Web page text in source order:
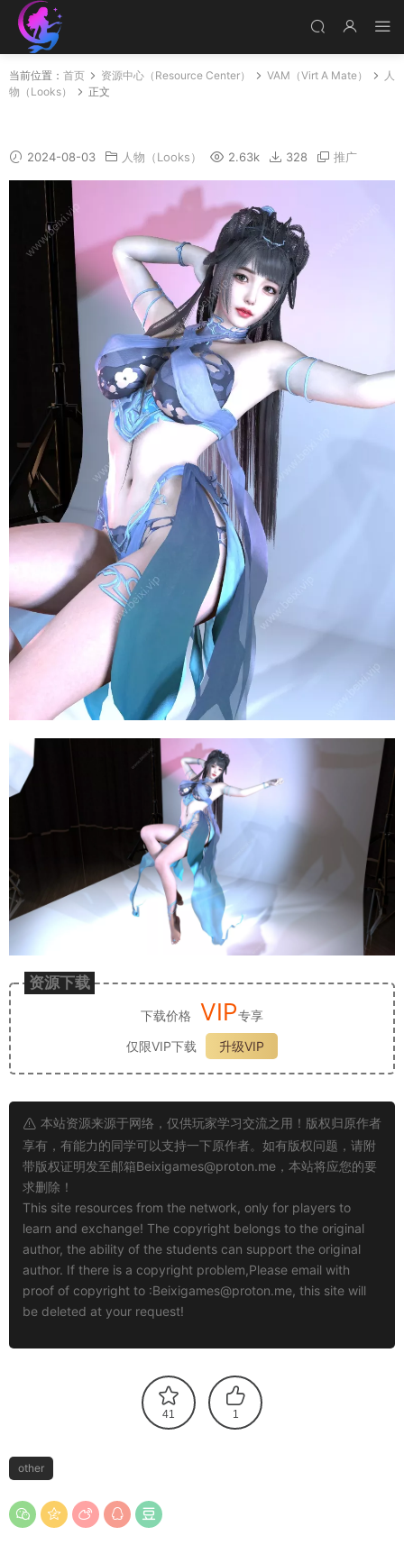
当前位置： 首页 资源中心（Resource Center） VAM（Virt A Mate）
人
物（Looks）
正文
2024-08-03 人物（Looks） 2.63k 328 推广
资源下载
下载价格 VIP专享
仅限VIP下载
升级VIP
本站资源来源于网络，仅供玩家学习交流之用！版权归原作者
享有，有能力的同学可以支持一下原作者。如有版权问题，请附
带版权证明发至邮箱Beixigames@proton.me ，本站将应您的要
求删除！
This site resources from the network, only for players to
learn and exchange! The copyright belongs to the original
author, the ability of the students can support the original
author. If there is a copyright problem,Please email with
proof of copyright to :Beixigames@proton.me, this site will
be deleted at your request!
41 1
other